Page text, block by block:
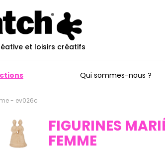
et loisirs créatifs
Qui sommes-nous ?
- ev026c
FIGURINES
FEMME